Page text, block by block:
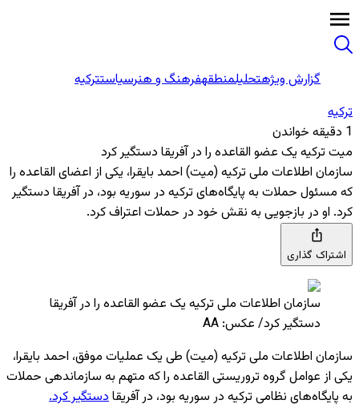
گزارش ویژهتحلیلمنطقهفرهنگ و هنرسیاستترکیه
ترکیه
1 دقیقه خواندن
میت ترکیه یک عضو القاعده را در آفریقا دستگیر کرد
سازمان اطلاعات ملی ترکیه (میت) احمد بایقرا، یکی از اعضای القاعده را
که مسئول حملات به پایگاه‌های ترکیه در سوریه بود، در آفریقا دستگیر
کرد. او در بازجویی به نقش خود در حملات اعتراف کرد.
اشتراک گذاری
سازمان اطلاعات ملی ترکیه یک عضو القاعده را در آفریقا
دستگیر کرد/ عکس: AA
سازمان اطلاعات ملی ترکیه (میت) طی یک عملیات موفق، احمد بایقرا،
یکی از عوامل گروه تروریستی القاعده را که متهم به سازماندهی حملات
به پایگاه‌های نظامی ترکیه در سوریه بود، در آفریقادستگیر کرد.